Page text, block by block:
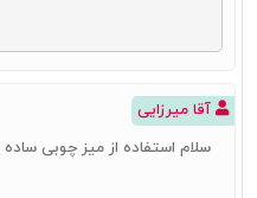
همچنین یکی دیگر از نکات در
مناسب این میز بسته به فضای
برای خرید میز
قرارگیری آن و همچنین طرح
آقا میرزایی
سلام استفاده از میز چوبی ساده